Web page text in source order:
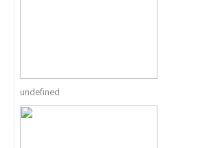
undefined